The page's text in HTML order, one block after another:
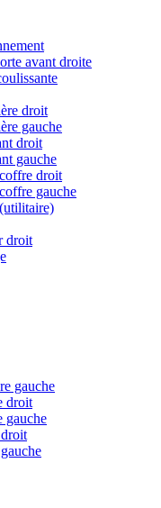
avant droite
droit
gauche
droit
gauche
droit
gauche
droit
gauche
droit
gauche